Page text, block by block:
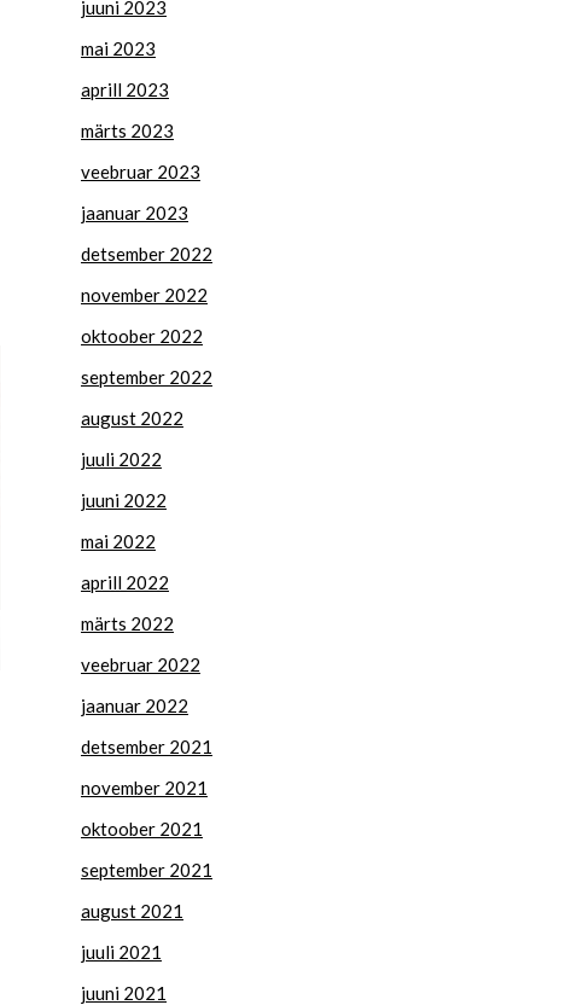
juuni 2023
mai 2023
aprill 2023
märts 2023
veebruar 2023
jaanuar 2023
detsember 2022
november 2022
oktoober 2022
september 2022
august 2022
juuli 2022
juuni 2022
mai 2022
aprill 2022
märts 2022
veebruar 2022
jaanuar 2022
detsember 2021
november 2021
oktoober 2021
september 2021
august 2021
juuli 2021
juuni 2021